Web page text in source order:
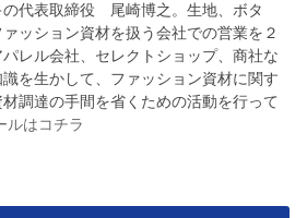
の代表取締役 尾崎博之。生地、ボタ
ッション資材を扱う会社での営業を２
レル会社、セレクトショップ、商社な
を生かして、ファッション資材に関す
調達の手間を省くための活動を行って
ルはコチラ